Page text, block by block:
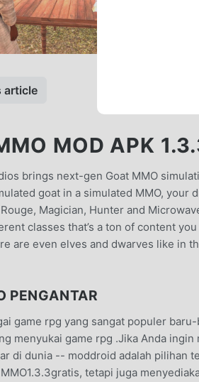
article
MOD APK
brings next-gen Goat MMO
goat in a simulated MMO,
Magician, Hunter and
classes that’s a ton of content
are even elves and dwarves like in
PENGANTAR
game rpg yang sangat populer
menyukai game rpg .Jika Anda
di dunia -- moddroid adalah pilihan
tetapi juga